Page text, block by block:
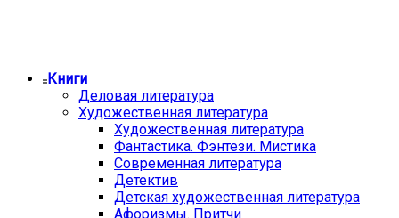
Книги
Деловая литература
Художественная литература
Художественная литература
Фантастика. Фэнтези. Мистика
Современная литература
Детектив
Детская художественная литература
Афоризмы. Притчи